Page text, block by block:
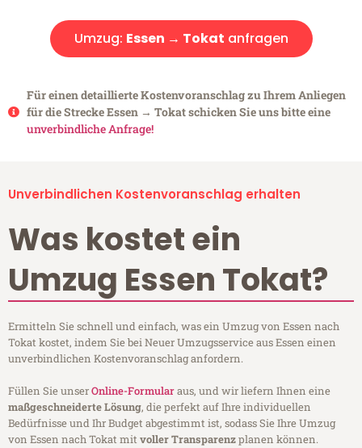
Umzug: Essen → Tokat anfragen
Für einen detaillierte Kostenvoranschlag zu Ihrem Anliegen
für die Strecke Essen → Tokat schicken Sie uns bitte eine
unverbindliche Anfrage!
Unverbindlichen Kostenvoranschlag erhalten
Was kostet ein
Umzug Essen Tokat?
Ermitteln Sie schnell und einfach, was ein Umzug von Essen nach
Tokat kostet, indem Sie bei Neuer Umzugsservice aus Essen einen
unverbindlichen Kostenvoranschlag anfordern.
Füllen Sie unserOnline-Formularaus, und wir liefern Ihnen eine
maßgeschneiderte Lösung, die perfekt auf Ihre individuellen
Bedürfnisse und Ihr Budget abgestimmt ist, sodass Sie Ihre Umzug
von Essen nach Tokat mitvoller Transparenzplanen können.